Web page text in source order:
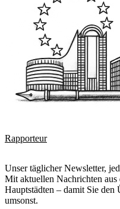
Rapporteur
Unser täglicher Newsletter,
Mit aktuellen Nachrichten aus
Hauptstädten – damit Sie
umsonst.